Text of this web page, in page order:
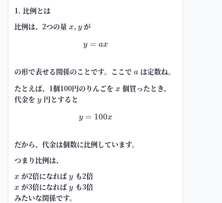
1. 比例とは
比例は、2つの量 x,y
x, yが
y=ax
y = ax
の形で表せる関係のことです。ここで a
a は定数ね。
たとえば、1個100円のりんごを x
x 個買ったとき、
代金を y
y円とすると
y=100x
y = 100x
だから、代金は個数に比例しています。
つまり比例は、
x
x が2倍になれば y
yも2倍
x
x が3倍になれば y
yも3倍
みたいな関係です。